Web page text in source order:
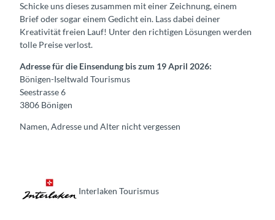
Schicke uns dieses zusammen mit einer Zeichnung, einem
Brief oder sogar einem Gedicht ein. Lass dabei deiner
Kreativität freien Lauf! Unter den richtigen Lösungen werden
tolle Preise verlost.
Adresse für die Einsendung bis zum 19 April 2026:
Bönigen-Iseltwald Tourismus
Seestrasse 6
3806 Bönigen
Namen, Adresse und Alter nicht vergessen
Interlaken Tourismus